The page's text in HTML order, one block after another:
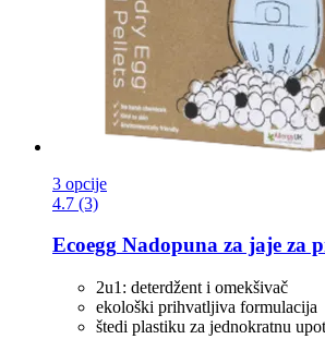
3 opcije
4.7 (3)
Ecoegg Nadopuna za jaje za
2u1: deterdžent i omekšivač
ekološki prihvatljiva formulacija
štedi plastiku za jednokratnu